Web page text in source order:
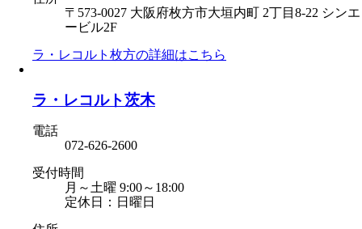
〒573-0027 大阪府枚方市大垣内町 2丁目8-22 シンエ
ービル2F
ラ・レコルト枚方の詳細はこちら
ラ・レコルト茨木
電話
072-626-2600
受付時間
月～土曜 9:00～18:00
定休日：日曜日